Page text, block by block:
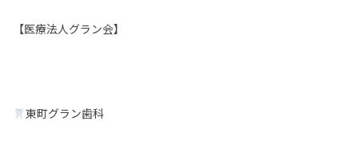
【医療法人グラン会】
東町グラン歯科